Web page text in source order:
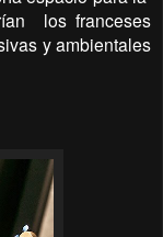
los franceses
y ambientales